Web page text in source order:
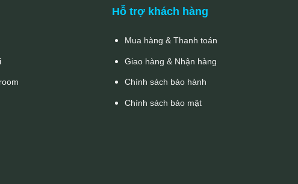
Hỗ trợ khách hàng
Mua hàng & Thanh toán
Giao hàng & Nhận hàng
Chính sách bảo hành
Chính sách bảo mật